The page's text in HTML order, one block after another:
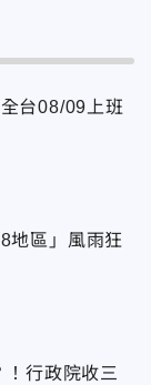
台08/09上班
地區」風雨狂
！行政院收三